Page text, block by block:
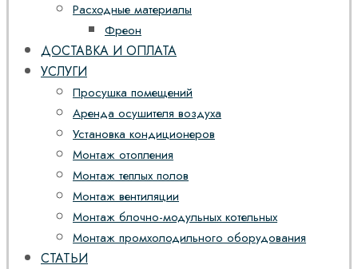
Расходные материалы
Фреон
ДОСТАВКА И ОПЛАТА
УСЛУГИ
Просушка помещений
Аренда осушителя воздуха
Установка кондиционеров
Монтаж отопления
Монтаж теплых полов
Монтаж вентиляции
Монтаж блочно-модульных котельных
Монтаж промхолодильного оборудования
СТАТЬИ